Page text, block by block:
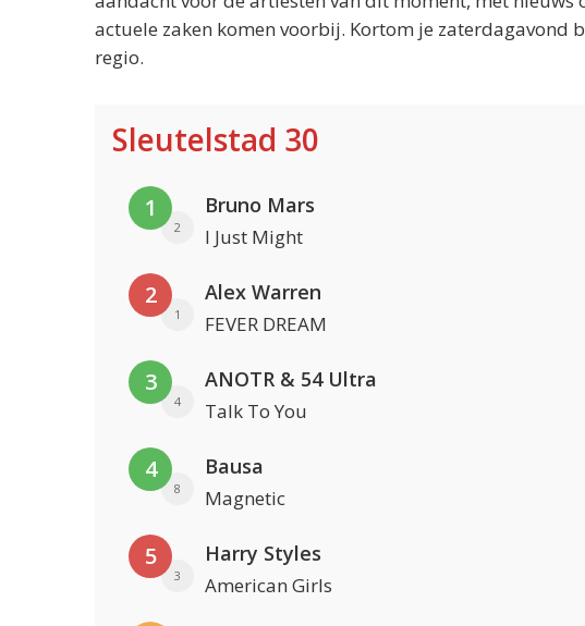
actuele zaken komen voorbij. Kortom je zaterdagavond
regio.
Sleutelstad 30
1
2
Bruno Mars
I Just Might
2
1
Alex Warren
FEVER DREAM
3
4
ANOTR & 54 Ultra
Talk To You
4
8
Bausa
Magnetic
5
3
Harry Styles
American Girls